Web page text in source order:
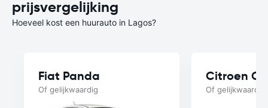
prijsvergelijking
Hoeveel kost een huurauto in Lagos?
Fiat Panda
Of gelijkwaardig
Citroen C3
Of gelijkwaardig